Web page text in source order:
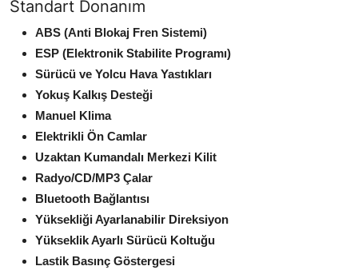
Standart Donanım
ABS (Anti Blokaj Fren Sistemi)
ESP (Elektronik Stabilite Programı)
Sürücü ve Yolcu Hava Yastıkları
Yokuş Kalkış Desteği
Manuel Klima
Elektrikli Ön Camlar
Uzaktan Kumandalı Merkezi Kilit
Radyo/CD/MP3 Çalar
Bluetooth Bağlantısı
Yüksekliği Ayarlanabilir Direksiyon
Yükseklik Ayarlı Sürücü Koltuğu
Lastik Basınç Göstergesi